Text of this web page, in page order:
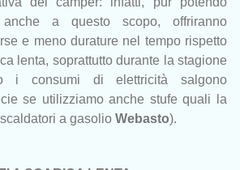
anche a questo scopo, offriranno
e meno durature nel tempo rispetto
lenta, soprattutto durante la stagione
i consumi di elettricità salgono
se utilizziamo anche stufe quali la
a gasolio Webasto).